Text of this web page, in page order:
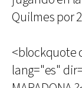
Quilmes por
<blockquote
lang="es"